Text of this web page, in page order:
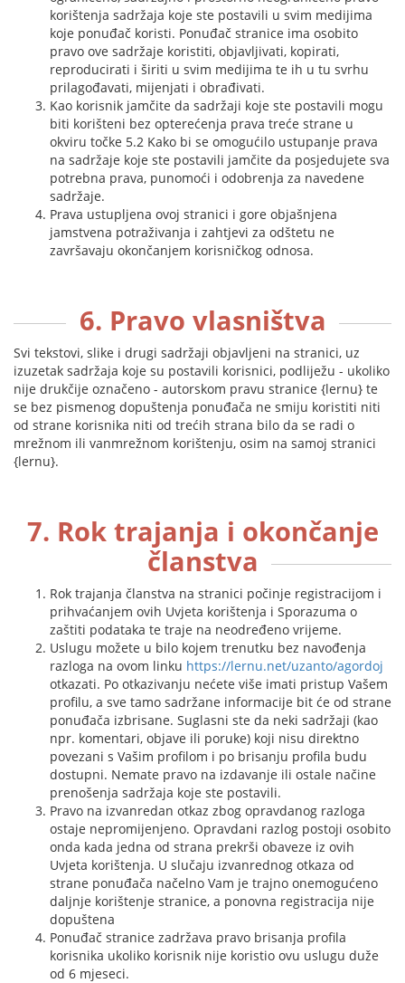
korištenja sadržaja koje ste postavili u svim medijima
koje ponuđač koristi. Ponuđač stranice ima osobito
pravo ove sadržaje koristiti, objavljivati, kopirati,
reproducirati i širiti u svim medijima te ih u tu svrhu
prilagođavati, mijenjati i obrađivati.
Kao korisnik jamčite da sadržaji koje ste postavili mogu
biti korišteni bez opterećenja prava treće strane u
okviru točke 5.2 Kako bi se omogućilo ustupanje prava
na sadržaje koje ste postavili jamčite da posjedujete sva
potrebna prava, punomoći i odobrenja za navedene
sadržaje.
Prava ustupljena ovoj stranici i gore objašnjena
jamstvena potraživanja i zahtjevi za odštetu ne
završavaju okončanjem korisničkog odnosa.
6. Pravo vlasništva
Svi tekstovi, slike i drugi sadržaji objavljeni na stranici, uz
izuzetak sadržaja koje su postavili korisnici, podliježu - ukoliko
nije drukčije označeno - autorskom pravu stranice {lernu} te
se bez pismenog dopuštenja ponuđača ne smiju koristiti niti
od strane korisnika niti od trećih strana bilo da se radi o
mrežnom ili vanmrežnom korištenju, osim na samoj stranici
{lernu}.
7. Rok trajanja i okončanje
članstva
Rok trajanja članstva na stranici počinje registracijom i
prihvaćanjem ovih Uvjeta korištenja i Sporazuma o
zaštiti podataka te traje na neodređeno vrijeme.
Uslugu možete u bilo kojem trenutku bez navođenja
razloga na ovom linku https://lernu.net/uzanto/agordoj
otkazati. Po otkazivanju nećete više imati pristup Vašem
profilu, a sve tamo sadržane informacije bit će od strane
ponuđača izbrisane. Suglasni ste da neki sadržaji (kao
npr. komentari, objave ili poruke) koji nisu direktno
povezani s Vašim profilom i po brisanju profila budu
dostupni. Nemate pravo na izdavanje ili ostale načine
prenošenja sadržaja koje ste postavili.
Pravo na izvanredan otkaz zbog opravdanog razloga
ostaje nepromijenjeno. Opravdani razlog postoji osobito
onda kada jedna od strana prekrši obaveze iz ovih
Uvjeta korištenja. U slučaju izvanrednog otkaza od
strane ponuđača načelno Vam je trajno onemogućeno
daljnje korištenje stranice, a ponovna registracija nije
dopuštena
Ponuđač stranice zadržava pravo brisanja profila
korisnika ukoliko korisnik nije koristio ovu uslugu duže
od 6 mjeseci.